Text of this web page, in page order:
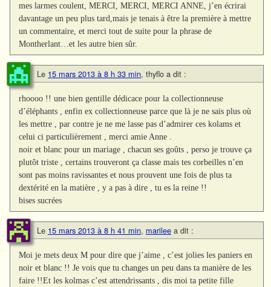
mes larmes coulent, MERCI, MERCI, MERCI ANNE, j’en écrirai
davantage un peu plus tard,mais je tenais à être la première à mettre
un commentaire, et merci tout de suite pour la phrase de
Montherlant…et les autre bien sûr.
Le 15 mars 2013 à 8 h 33 min, thyflo a dit :
rhoooo !! une bien gentille dédicace pour la collectionneuse
d’éléphants , enfin ex collectionneuse parce que là je ne sais plus où
les mettre , par contre je ne me lasse pas d’admirer ces kolams et
celui ci particulièrement , merci amie Anne .
noir et blanc pour un mariage , chacun ses goûts , perso je trouve ça
plutôt triste , certains trouveront ça classe mais tes corbeilles n’en
sont pas moins ravissantes et nous prouvent une fois de plus ta
dextérité en la matière , y a pas à dire , tu es la reine !!
bises sucrées
Le 15 mars 2013 à 8 h 41 min, marilee a dit :
Moi je mets deux M pour dire que j’aime , c’est jolies les paniers en
noir et blanc !! Je vois que tu changes un peu dans ta manière de les
faire !!Et les kolmas c’est attendrissants , dis moi ta petite fille